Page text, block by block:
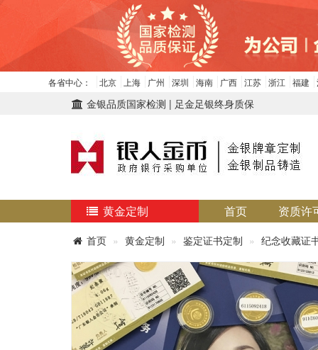
各省中心： 北京 上海 广州 深圳 海南 广西 江苏 浙江 福建
金银品质国家检测 | 足金足银终身质保
黄金定制 首页 资质许
首页 黄金定制 鉴定证书定制 纪念收藏证